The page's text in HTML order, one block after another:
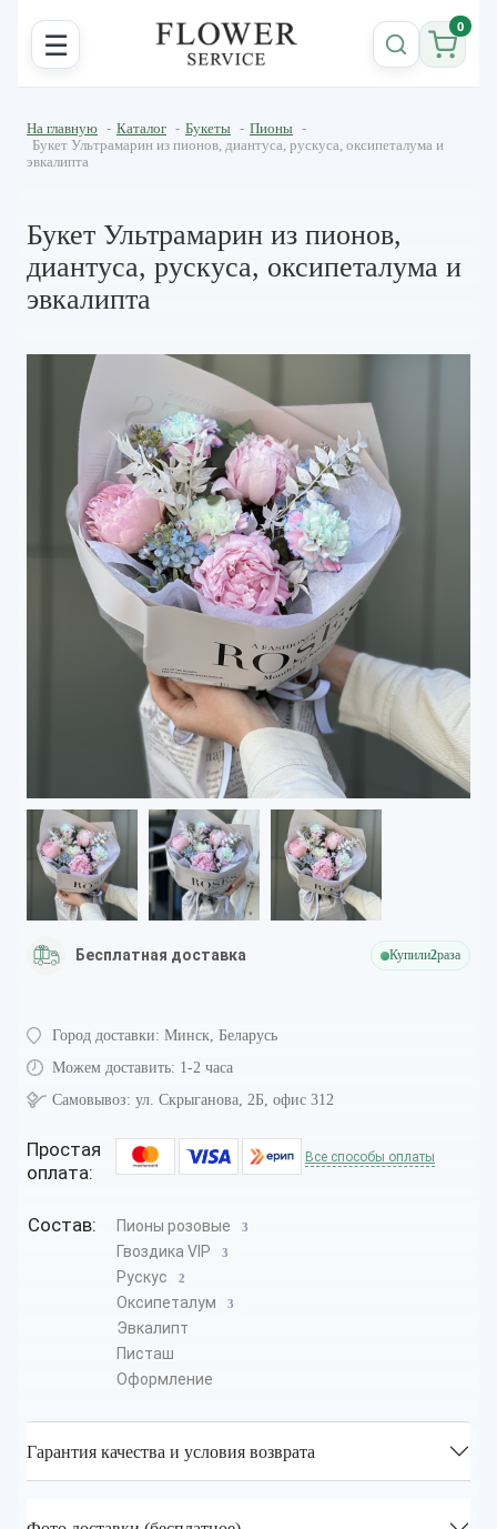
☰ 0
На главную - Каталог - Букеты - Пионы -
Букет Ультрамарин из пионов, диантуса, рускуса, оксипеталума и
эвкалипта
Букет Ультрамарин из пионов,
диантуса, рускуса, оксипеталума и
эвкалипта
Бесплатная доставка Купили2раза
Город доставки: Минск, Беларусь
Можем доставить: 1-2 часа
Самовывоз: ул. Скрыганова, 2Б, офис 312
Простая
оплата:
Все способы оплаты
Состав: Пионы розовые 3
Гвоздика VIP 3
Рускус 2
Оксипеталум 3
Эвкалипт
Писташ
Оформление
Гарантия качества и условия возврата